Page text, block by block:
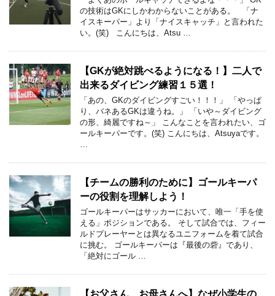
の技術はGKにしかわからないことがある。 「ナ
イスキーパー」より「ナイスキャッチ」と言われた
い。(笑) こんにちは、Atsu …
【GKが絶対跳べるようになる！】二人で
出来るダイビング練習１５選！
「あの、GKのダイビングすごい！！！」 「やっぱ
り、バネあるGKは違うね。」 「いや～ダイビング
の形、綺麗ですね～」 こんなことを言われたい、ゴ
ールキーパーです。(笑) こんにちは、Atsuyaです。
【チームの勝利のために】ゴールキーパ
ーの役割を理解しよう！
ゴールキーパーはサッカーにおいて、唯一「手を使
える」ポジションである。 そして試合では、フィー
ルドプレーヤーとは異なるユニフォームを着て試合
に挑む。 ゴールキーパーは『最後の砦』であり、
「絶対にゴール …
【お父さん、お母さんへ】なぜ小学生の